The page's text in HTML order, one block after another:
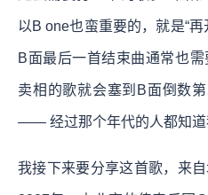
以B one也蛮重要的，就是“再
B面最后一首结束曲通常也
卖相的歌就会塞到B面倒数
—— 经过那个年代的人都知道
我接下来要分享这首歌，来